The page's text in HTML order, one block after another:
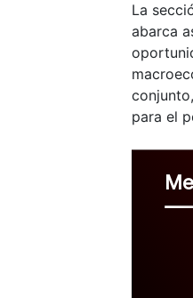
La
abarca
para el